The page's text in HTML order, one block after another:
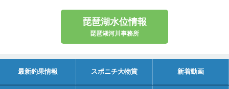
琵琶湖水位情報
琵琶湖河川事務所
最新釣果情報 スポニチ大物賞 新着動画